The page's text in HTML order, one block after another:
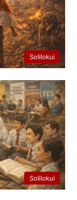
Solilokui
Solilokui